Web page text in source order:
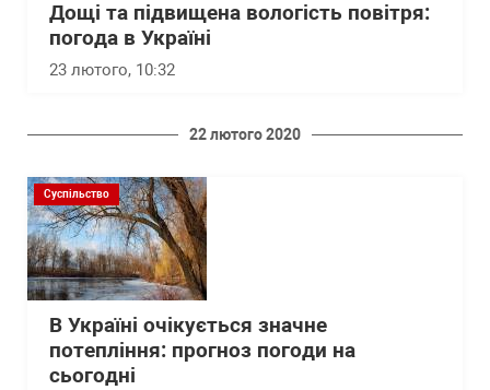
Дощі та підвищена вологість повітря:
погода в Україні
23 лютого, 10:32
22 лютого 2020
Суспільство
В Україні очікується значне
потепління: прогноз погоди на
сьогодні